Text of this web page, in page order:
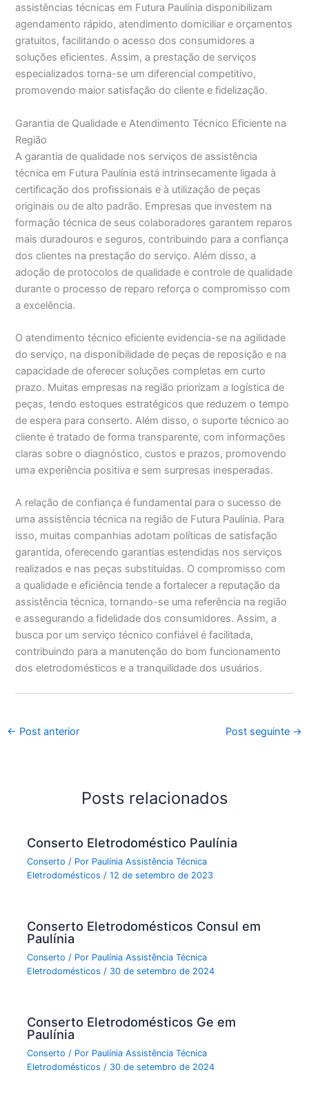
assistências técnicas em Futura Paulínia disponibilizam
agendamento rápido, atendimento domiciliar e orçamentos
gratuitos, facilitando o acesso dos consumidores a
soluções eficientes. Assim, a prestação de serviços
especializados torna-se um diferencial competitivo,
promovendo maior satisfação do cliente e fidelização.
Garantia de Qualidade e Atendimento Técnico Eficiente na
Região
A garantia de qualidade nos serviços de assistência
técnica em Futura Paulínia está intrinsecamente ligada à
certificação dos profissionais e à utilização de peças
originais ou de alto padrão. Empresas que investem na
formação técnica de seus colaboradores garantem reparos
mais duradouros e seguros, contribuindo para a confiança
dos clientes na prestação do serviço. Além disso, a
adoção de protocolos de qualidade e controle de qualidade
durante o processo de reparo reforça o compromisso com
a excelência.
O atendimento técnico eficiente evidencia-se na agilidade
do serviço, na disponibilidade de peças de reposição e na
capacidade de oferecer soluções completas em curto
prazo. Muitas empresas na região priorizam a logística de
peças, tendo estoques estratégicos que reduzem o tempo
de espera para conserto. Além disso, o suporte técnico ao
cliente é tratado de forma transparente, com informações
claras sobre o diagnóstico, custos e prazos, promovendo
uma experiência positiva e sem surpresas inesperadas.
A relação de confiança é fundamental para o sucesso de
uma assistência técnica na região de Futura Paulínia. Para
isso, muitas companhias adotam políticas de satisfação
garantida, oferecendo garantias estendidas nos serviços
realizados e nas peças substituídas. O compromisso com
a qualidade e eficiência tende a fortalecer a reputação da
assistência técnica, tornando-se uma referência na região
e assegurando a fidelidade dos consumidores. Assim, a
busca por um serviço técnico confiável é facilitada,
contribuindo para a manutenção do bom funcionamento
dos eletrodomésticos e a tranquilidade dos usuários.
← Post anterior Post seguinte →
Posts relacionados
Conserto Eletrodoméstico Paulínia
Conserto / Por Paulínia Assistência Técnica
Eletrodomésticos /12 de setembro de 2023
Conserto Eletrodomésticos Consul em
Paulínia
Conserto / Por Paulínia Assistência Técnica
Eletrodomésticos / 30 de setembro de 2024
Conserto Eletrodomésticos Ge em
Paulínia
Conserto / Por Paulínia Assistência Técnica
Eletrodomésticos/ 30 de setembro de 2024